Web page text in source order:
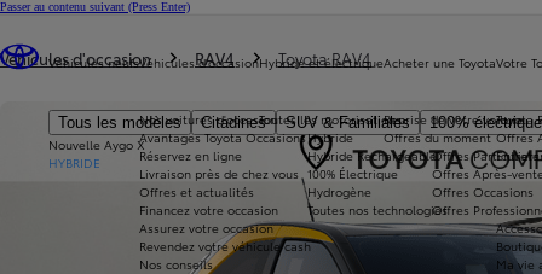
Passer au contenu suivant (Press Enter)
Véhicules neufs
Tous les modèles Citadines SUV & Familiales 100%
Nouvelle Aygo X
HYBRIDE
Véhicules d'occasion
Nos voitures d'occasion
Avantages Toyota Occasions
Réservez en ligne
Livraison près de chez vous
Offres et actualités
Financez votre occasion
Assurez votre occasion
Revendez votre véhicule cash
Nos conseils
Hybride et électrique
Toutes les motorisations
Hybride
Hybride Rechargeable
100% Électrique
Hydrogène
Toutes nos technologies
Acheter une Toyota
Reprise de votre voiture
Offres du moment
Offres Particuliers
Offres Après-
Offres Occasions
Offres
Votre
Toyota
Offres
Ma vie
Véhicules d'occasion RAV4 Toyota RAV4